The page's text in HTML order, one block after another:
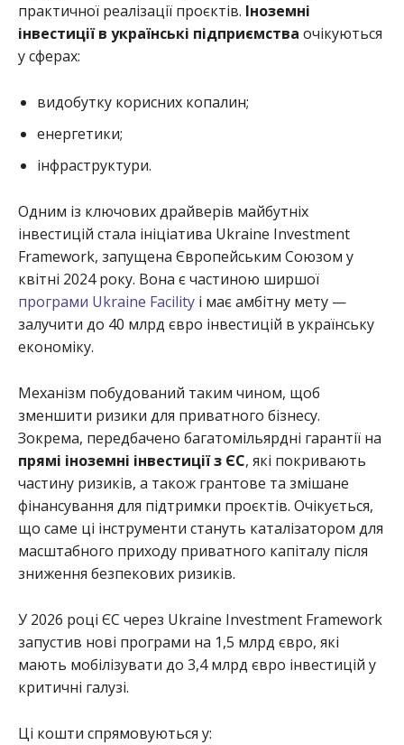
практичної реалізації проєктів. Іноземні
інвестиції в українські підприємства очікуються
у сферах:
видобутку корисних копалин;
енергетики;
інфраструктури.
Одним із ключових драйверів майбутніх
інвестицій стала ініціатива Ukraine Investment
Framework, запущена Європейським Союзом у
квітні 2024 року. Вона є частиною ширшої
програми Ukraine Facility і має амбітну мету —
залучити до 40 млрд євро інвестицій в українську
економіку.
Механізм побудований таким чином, щоб
зменшити ризики для приватного бізнесу.
Зокрема, передбачено багатомільярдні гарантії на
прямі іноземні інвестиції з ЄС, які покривають
частину ризиків, а також грантове та змішане
фінансування для підтримки проєктів. Очікується,
що саме ці інструменти стануть каталізатором для
масштабного приходу приватного капіталу після
зниження безпекових ризиків.
У 2026 році ЄС через Ukraine Investment Framework
запустив нові програми на 1,5 млрд євро, які
мають мобілізувати до 3,4 млрд євро інвестицій у
критичні галузі.
Ці кошти спрямовуються у: